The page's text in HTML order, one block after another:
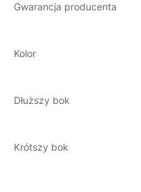
Gwarancja producenta
Kolor
Dłuższy bok
Krótszy bok